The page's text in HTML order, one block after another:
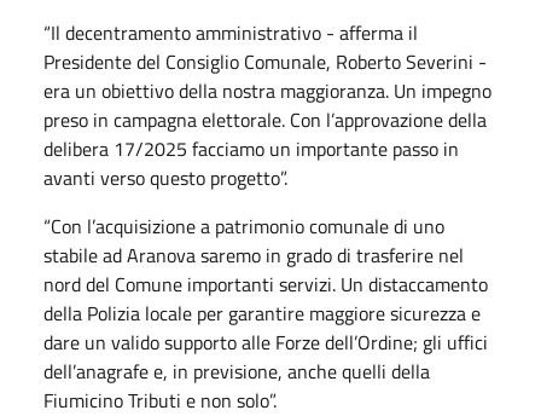
“Il decentramento amministrativo - afferma il
Presidente del Consiglio Comunale, Roberto Severini -
era un obiettivo della nostra maggioranza. Un impegno
preso in campagna elettorale. Con l’approvazione della
delibera 17/2025 facciamo un importante passo in
avanti verso questo progetto”.
“Con l’acquisizione a patrimonio comunale di uno
stabile ad Aranova saremo in grado di trasferire nel
nord del Comune importanti servizi. Un distaccamento
della Polizia locale per garantire maggiore sicurezza e
dare un valido supporto alle Forze dell’Ordine; gli uffici
dell’anagrafe e, in previsione, anche quelli della
Fiumicino Tributi e non solo”.